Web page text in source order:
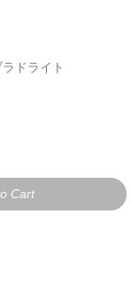
ドライト
Cart